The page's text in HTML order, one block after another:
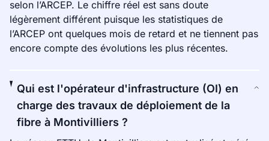
selon l’ARCEP. Le chiffre réel est sans doute
légèrement différent puisque les statistiques de
l’ARCEP ont quelques mois de retard et ne tiennent pas
encore compte des évolutions les plus récentes.
Qui est l'opérateur d'infrastructure (OI) en
charge des travaux de déploiement de la
fibre à Montivilliers ?